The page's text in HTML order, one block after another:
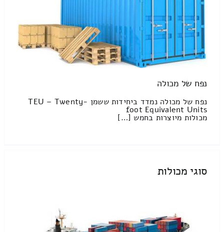
נפח של מכולה
נפח של מכולה נמדד ביחידות ששמן TEU – Twenty-
foot Equivalent Units
מכולות מיוצרות בחמש […]
סוגי מכולות